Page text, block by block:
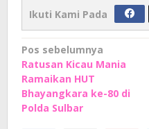
Ikuti Kami Pada
Navigasi
pos
Pos sebelumnya
Ratusan Kicau Mania
Ramaikan HUT
Bhayangkara ke-80 di
Polda Sulbar